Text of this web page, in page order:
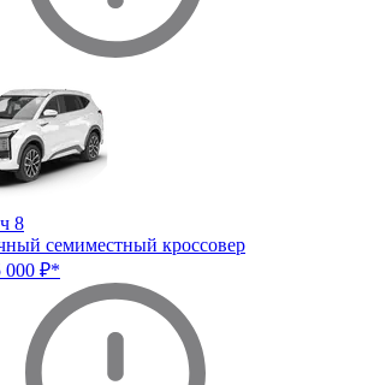
8
семиместный кроссовер
000 ₽*